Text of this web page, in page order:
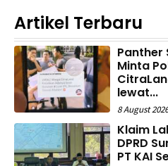
Artikel Terbaru
Panther
Minta
lewat...
8 August
Klaim
DPRD
PT KAI